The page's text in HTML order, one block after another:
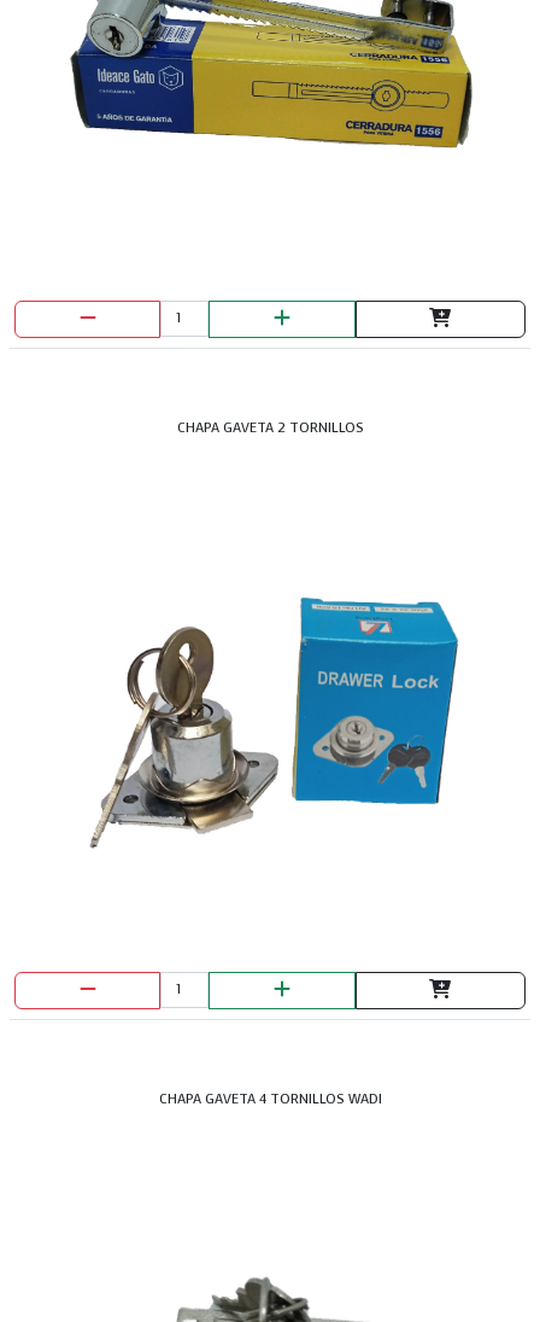
CHAPA GAVETA 2 TORNILLOS
CHAPA GAVETA 4 TORNILLOS WADI